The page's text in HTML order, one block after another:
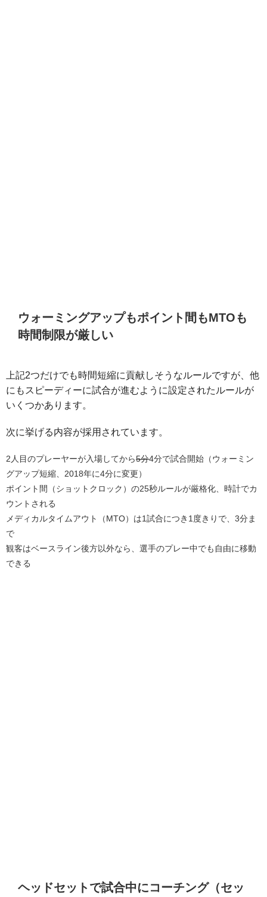
ウォーミングアップもポイント間もMTOも
時間制限が厳しい
上記2つだけでも時間短縮に貢献しそうなルールですが、他
にもスピーディーに試合が進むように設定されたルールが
いくつかあります。
次に挙げる内容が採用されています。
2人目のプレーヤーが入場してから5分4分で試合開始（ウォーミン
グアップ短縮、2018年に4分に変更）
ポイント間（ショットクロック）の25秒ルールが厳格化、時計でカ
ウントされる
メディカルタイムアウト（MTO）は1試合につき1度きりで、3分ま
で
観客はベースライン後方以外なら、選手のプレー中でも自由に移動
できる
ヘッドセットで試合中にコーチング（セッ